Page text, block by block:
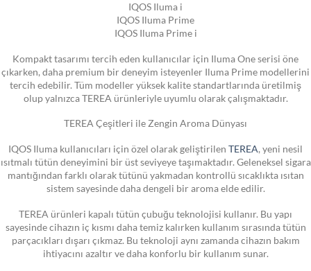
IQOS Iluma i
IQOS Iluma Prime
IQOS Iluma Prime i
Kompakt tasarımı tercih eden kullanıcılar için Iluma One serisi öne
çıkarken, daha premium bir deneyim isteyenler Iluma Prime modellerini
tercih edebilir. Tüm modeller yüksek kalite standartlarında üretilmiş
olup yalnızca TEREA ürünleriyle uyumlu olarak çalışmaktadır.
TEREA Çeşitleri ile Zengin Aroma Dünyası
IQOS Iluma kullanıcıları için özel olarak geliştirilen TEREA, yeni nesil
ısıtmalı tütün deneyimini bir üst seviyeye taşımaktadır. Geleneksel sigara
mantığından farklı olarak tütünü yakmadan kontrollü sıcaklıkta ısıtan
sistem sayesinde daha dengeli bir aroma elde edilir.
TEREA ürünleri kapalı tütün çubuğu teknolojisi kullanır. Bu yapı
sayesinde cihazın iç kısmı daha temiz kalırken kullanım sırasında tütün
parçacıkları dışarı çıkmaz. Bu teknoloji aynı zamanda cihazın bakım
ihtiyacını azaltır ve daha konforlu bir kullanım sunar.